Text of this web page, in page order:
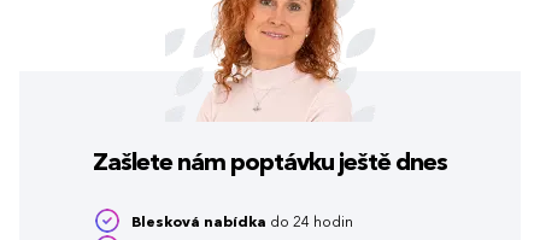
Zašlete nám poptávku ještě dnes
Blesková nabídka do 24 hodin